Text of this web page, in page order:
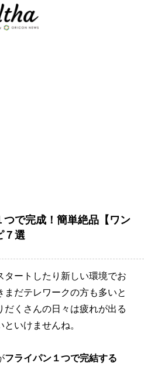
つで完成！簡単絶品【ワン
７選
タートしたり新しい環境でお
だテレワークの方も多いと
だくさんの日々は疲れが出る
いけませんね。
フライパン１つで完結する